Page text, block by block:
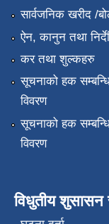
सार्वजनिक खरीद /
ऐन, कानुन तथा
कर तथा शुल्कहरु
सूचनाको हक
विवरण
सूचनाको हक
विवरण
विधुतीय शुसासन